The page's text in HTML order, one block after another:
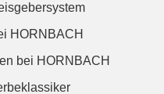
HORNBACH
bei HORNBACH